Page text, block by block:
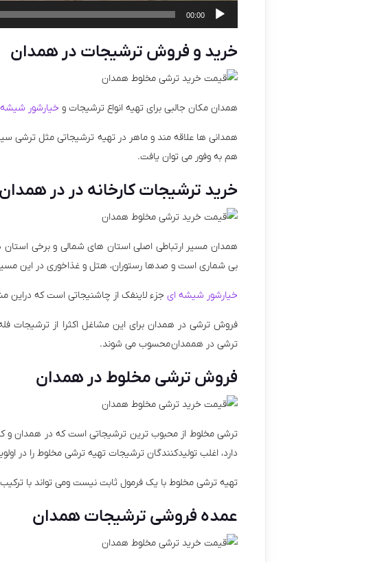
00:00
خرید و فروش ترشیجات در همدان
همدان مکان جالبی برای تهیه انواع ترشیجات و خیارشور شیشه
همدانی ها علاقه مند و ماهر در تهیه ترشیجاتی مثل ترشی
هم به وفور می توان یافت.
خرید ترشیجات کارخانه در در همدان
همدان مسیر ارتباطی اصلی استان های شمالی و برخی
بی شماری است و صدها رستوران، هتل و غذاخوری در این مسیر
خیارشور شیشه ای جزء لاینفک از چاشنیجاتی است که دراین
فروش ترشی در همدان برای این مشاغل اکثرا از ترشیجات
ترشی در هممدان محسوب می شوند.
فروش ترشی مخلوط در همدان
ترشی مخلوط از محبوب ترین ترشیجاتی است که در همدان
دارد، اغلب تولیدکنندگان ترشیجات تهیه ترشی مخلوط را در
تهیه ترشی مخلوط با یک فرمول ثابت نیست ومی تواند با
عمده فروشی ترشیجات همدان